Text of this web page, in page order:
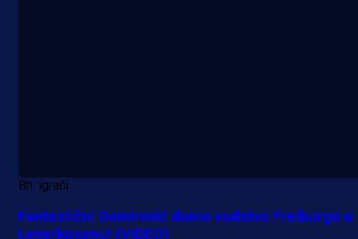
Bh. igrači
Fantastični Demirović donio vodstvo Freiburgu u
Leverkusenu! (VIDEO)